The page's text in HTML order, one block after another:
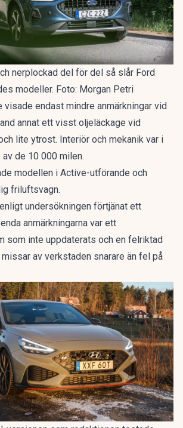
nerplockad del för del så slår Ford
modeller. Foto: Morgan Petri
visade endast mindre anmärkningar vid
annat ett visst oljeläckage vid
lite ytrost. Interiör och mekanik var i
de 10 000 milen.
modellen i Active-utförande och
friluftsvagn.
undersökningen förtjänat ett
anmärkningarna var ett
som inte uppdaterats och en felriktad
av verkstaden snarare än fel på